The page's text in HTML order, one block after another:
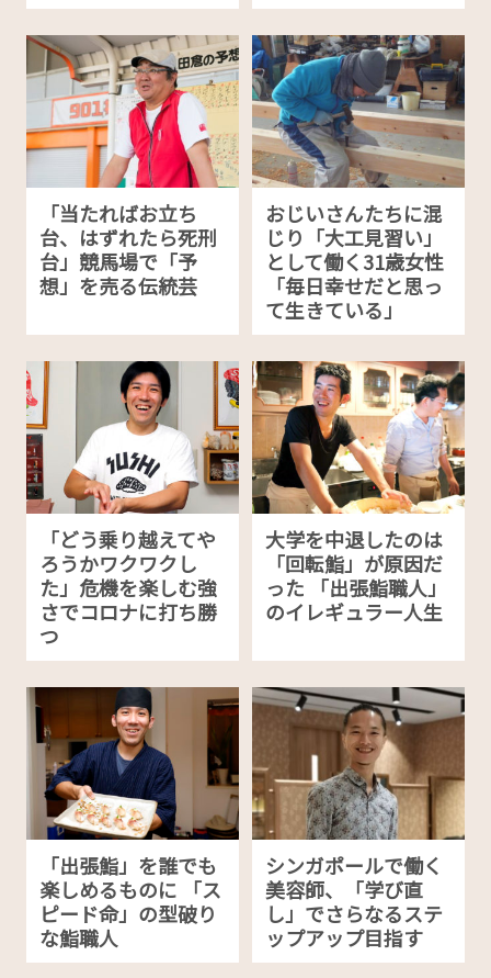
「当たればお立ち
台、はずれたら死刑
台」競馬場で「予
想」を売る伝統芸
おじいさんたちに混
じり「大工見習い」
として働く31歳女性
「毎日幸せだと思っ
て生きている」
「どう乗り越えてや
ろうかワクワクし
た」危機を楽しむ強
さでコロナに打ち勝
つ
大学を中退したのは
「回転鮨」が原因だ
った 「出張鮨職人」
のイレギュラー人生
「出張鮨」を誰でも
楽しめるものに 「ス
ピード命」の型破り
な鮨職人
シンガポールで働く
美容師、「学び直
し」でさらなるステ
ップアップ目指す